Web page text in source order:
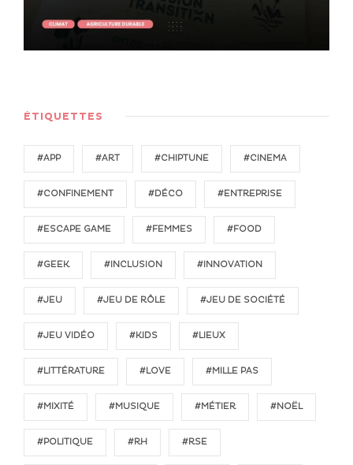
ÉTIQUETTES
#APP #ART #CHIPTUNE #CINEMA
#CONFINEMENT #DÉCO #ENTREPRISE
#ESCAPE GAME #FEMMES #FOOD
#GEEK #INCLUSION #INNOVATION
#JEU #JEU DE RÔLE #JEU DE SOCIÉTÉ
#JEU VIDÉO #KIDS #LIEUX
#LITTÉRATURE #LOVE #MILLE PAS
#MIXITÉ #MUSIQUE #MÉTIER #NOËL
#POLITIQUE #RH #RSE